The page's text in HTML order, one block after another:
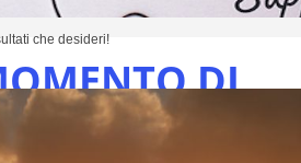
che desideri!
DI